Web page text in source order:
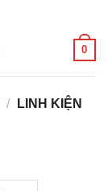
0
/
LINH KIỆN